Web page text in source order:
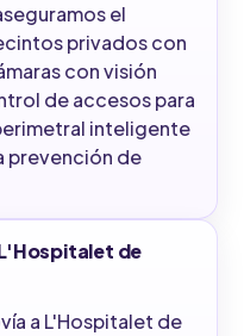
el
privados con
con visión
de accesos para
inteligente
prevención de
de
a L'Hospitalet de